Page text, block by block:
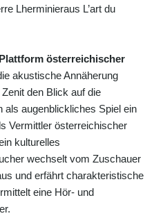
Lherminieraus L’art du
österreichischer
akustische Annäherung
den Blick auf die
als augenblickliches Spiel ein
Vermittler österreichischer
kulturelles
wechselt vom Zuschauer
und erfährt charakteristische
eine Hör- und